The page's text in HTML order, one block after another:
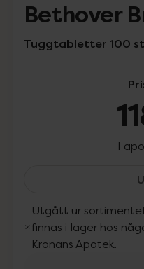
Bethover
Tuggtabletter 100 st
I
Utgått ur
finnas i lager hos
Kronans Apotek.